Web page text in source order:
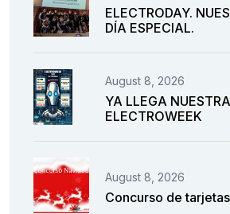
ELECTRODAY.
DÍA ESPECIAL.
August 8, 2026
YA LLEGA NUESTRA
ELECTROWEEK
August 8, 2026
Concurso de